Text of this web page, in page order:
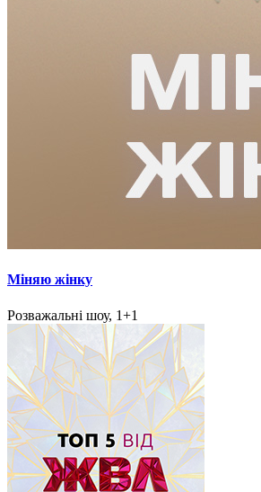
Міняю жінку
Розважальні шоу, 1+1